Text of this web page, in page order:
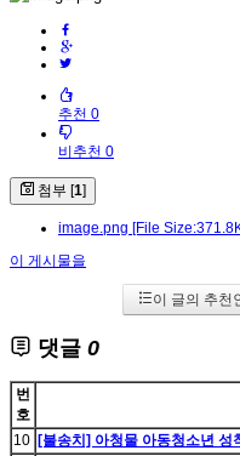
추천 0
비추천 0
첨부 [1]
image.png [File
이 게시물을
이 글의 추천
댓글 0
번
호
10 [불송치] 아청물 아동청소년